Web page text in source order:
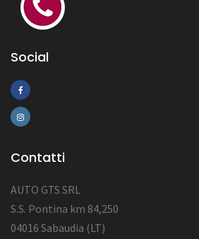
Social
Contatti
AUTO GTS SRL
S.S. Pontina km 84,250
04016 Sabaudia (LT)